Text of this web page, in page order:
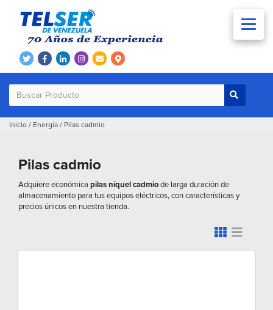
Inicio / Energía / Pilas cadmio
Pilas cadmio
Adquiere económica pilas níquel cadmiode larga duración de
almacenamiento para tus equipos eléctricos, con características y
precios únicos en nuestra tienda.